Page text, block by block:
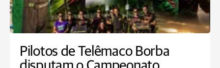
Pilotos de Telêmaco Borba